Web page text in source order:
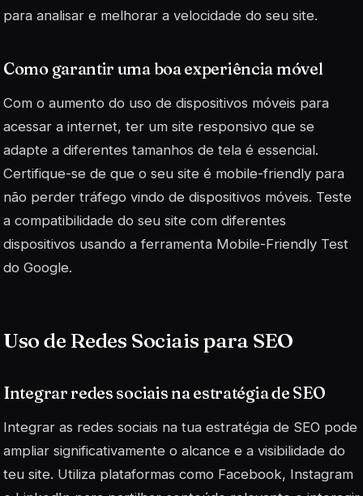
para analisar e melhorar a velocidade do seu site.
Como garantir uma boa experiência móvel
Com o aumento do uso de dispositivos móveis para
acessar a internet, ter um site responsivo que se
adapte a diferentes tamanhos de tela é essencial.
Certifique-se de que o seu site é mobile-friendly para
não perder tráfego vindo de dispositivos móveis. Teste
a compatibilidade do seu site com diferentes
dispositivos usando a ferramenta Mobile-Friendly Test
do Google.
Uso de Redes Sociais para SEO
Integrar redes sociais na estratégia de SEO
Integrar as redes sociais na tua estratégia de SEO pode
ampliar significativamente o alcance e a visibilidade do
teu site. Utiliza plataformas como Facebook, Instagram